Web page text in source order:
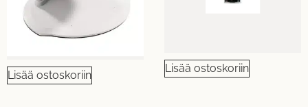
Lisää ostoskoriin
Lisää ostoskoriin